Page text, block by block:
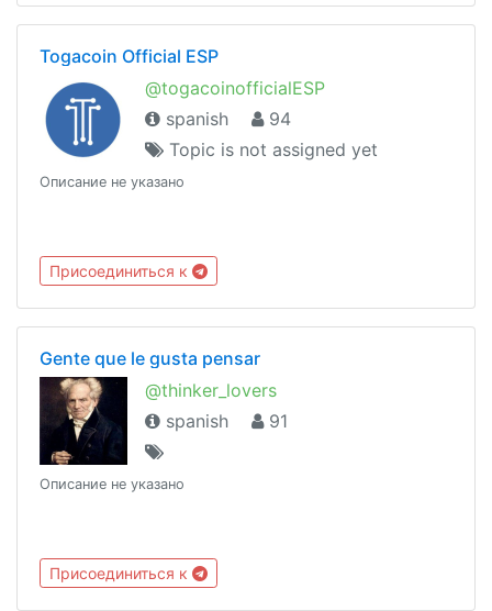
Togacoin Official ESP
@togacoinofficialESP
spanish
94
Topic is not assigned yet
Описание не указано
Присоединиться к
Gente que le gusta pensar
@thinker_lovers
spanish
91
Описание не указано
Присоединиться к